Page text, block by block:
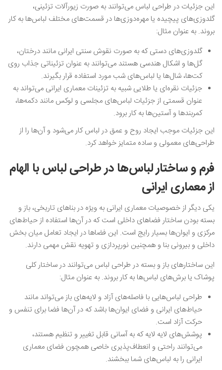
این جزئیات در طراحی لباس می‌توانند به صورت زیورآلات تزئینی،
گلدوزی‌های پیچیده یا مهره‌دوزی‌ها در قسمت‌های مختلف لباس‌ها به کار
بروند. به عنوان مثال:
گلدوزی‌های دستی که به صورت نقوش سنتی ایرانی مانند درختان،
گل‌ها و اشکال هندسی هستند می‌توانند به عنوان تزئیناتی جذاب روی
کت‌ها، شال‌ها یا لباس‌های شب مورد استفاده قرار بگیرند.
جزئیات نقره‌ای یا طلایی شبیه به تزئینات معماری ایرانی می‌تواند به
عنوان قسمتی از جزئیات لباس‌های مجلسی و لوکس مانند دکمه‌ها،
کمربندها و آستین‌ها به کار برود.
این جزئیات موجب ایجاد روح و عمق در لباس کار می‌شود و آن‌ها را از
طراحی‌های معمولی و ساده متمایز خواهد کرد.
فرم و ساختار لباس‌ها در طراحی لباس با الهام
از معماری ایرانی
یکی دیگر از خصوصیات معماری ایرانی به ویژه در بناهای تاریخی، باز و
بسته بودن ساختار فضاهای داخلی است که در آن‌ها استفاده از حیاط‌های
مرکزی و ایوان‌ها بسیار رایج است. این فضاها در ایجاد تعامل میان بخش
داخلی و بیرونی بنا و همچنین نورپردازی و تهویه نقش مهمی دارند.
این ساختارهای باز و بسته در طراحی لباس می‌توانند در ساختار کلی
پوشاک یا برش‌های لباس‌ها به کار بروند. به عنوان مثال:
طراحی لباس‌هایی با فاصله‌های آزاد و لایه‌های باز می‌تواند مانند
حیاط‌های ایرانی و فضای ایوان‌ها باشد که در آن‌ها فضا برای تنفس و
حرکت آزاد است.
پوشش‌های لایه لایه که به آسانی قابل تغییر و تنظیم هستند،
می‌توانند راحتی و انعطاف‌پذیری خاصی همچون فضای معماری
ایرانی را به لباس‌های شما ببخشند.